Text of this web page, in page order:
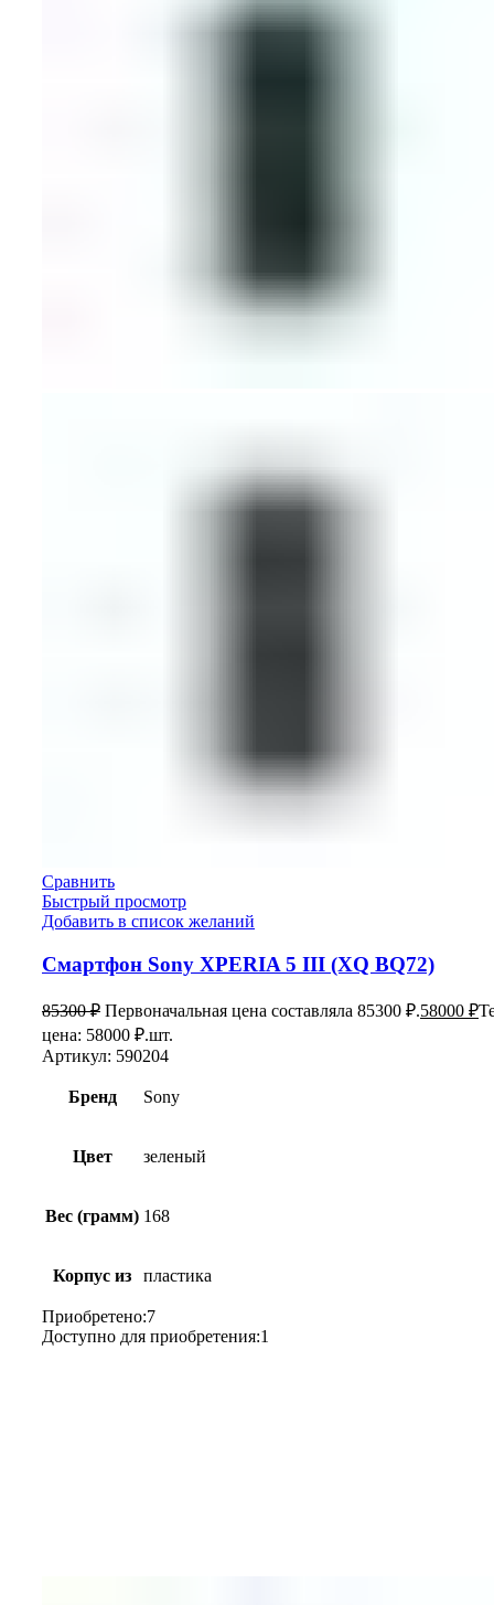
Сравнить
Быстрый просмотр
Добавить в список желаний
Смартфон Sony XPERIA 5 III (XQ BQ72)
85300₽ Первоначальная цена составляла 85300 ₽.58000 ₽
цена: 58000 ₽.шт.
Артикул: 590204
Бренд Sony
Цвет зеленый
Вес (грамм) 168
Корпус из пластика
Приобретено:7
Доступно для приобретения:1